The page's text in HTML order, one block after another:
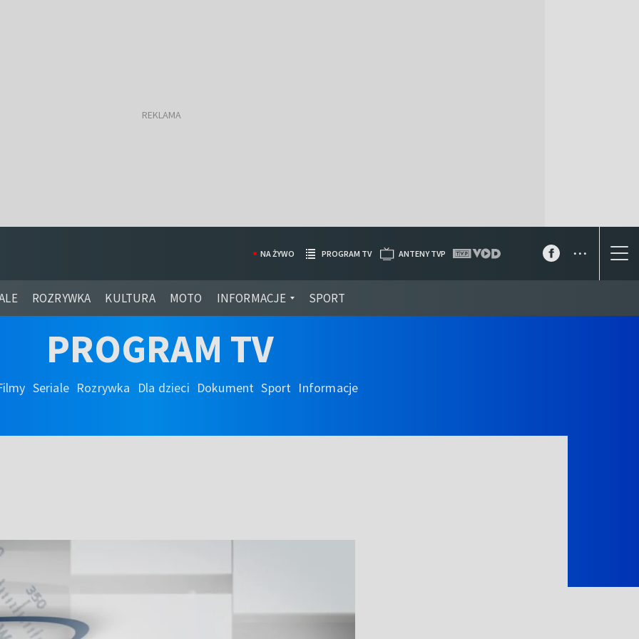
ROZRYWKA KULTURA MOTO INFORMACJE SPORT
NA ŻYWO PROGRAM TV ANTENY TVP ...
PROGRAM TV
Seriale Rozrywka Dla dzieci Dokument Sport Informacje